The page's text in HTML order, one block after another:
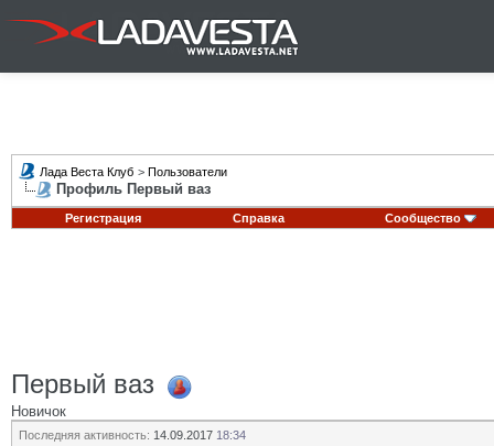
Лада Веста Клуб > Пользователи
Профиль Первый ваз
Регистрация Справка Сообщество
Первый ваз
Новичок
Последняя активность: 14.09.2017 18:34